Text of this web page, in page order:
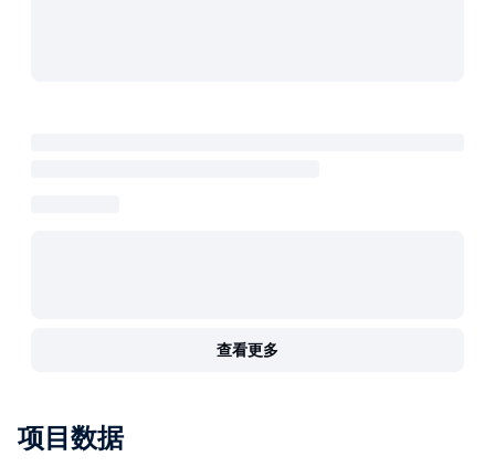
查看更多
项目数据